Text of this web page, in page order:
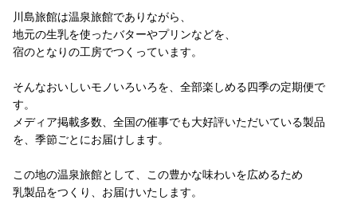
川島旅館は温泉旅館でありながら、
地元の生乳を使ったバターやプリンなどを、
宿のとなりの工房でつくっています。
そんなおいしいモノいろいろを、全部楽しめる四季の定期便で
す。
メディア掲載多数、全国の催事でも大好評いただいている製品
を、季節ごとにお届けします。
この地の温泉旅館として、この豊かな味わいを広めるため
乳製品をつくり、お届けいたします。